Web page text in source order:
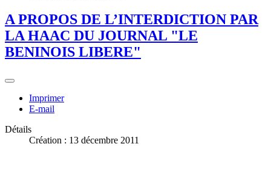
A PROPOS DE L’INTERDICTION PAR
LA HAAC DU JOURNAL "LE
BENINOIS LIBERE"
Imprimer
E-mail
Détails
Création : 13 décembre 2011